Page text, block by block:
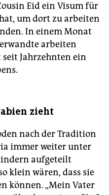
Eid ein Visum für
um dort zu arbeiten
In einem Monat
arbeiten
Jahrzehnten ein
zieht
nach der Tradition
immer weiter unter
aufgeteilt
klein wären, dass sie
können. „Mein Vater